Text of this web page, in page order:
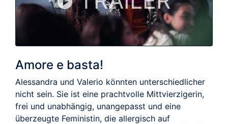
Amore e basta!
Alessandra und Valerio könnten unterschiedlicher
nicht sein. Sie ist eine prachtvolle Mittvierzigerin,
frei und unabhängig, unangepasst und eine
überzeugte Feministin, die allergisch auf